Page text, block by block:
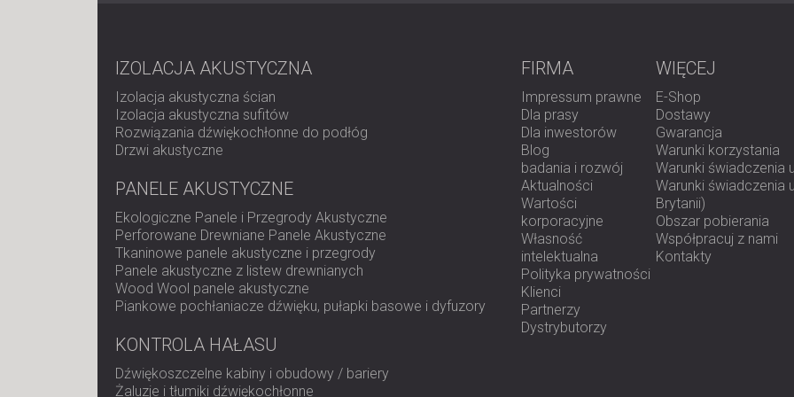
Wynik
Udało się całkowicie wyeliminować echo,
zmęczenie zespołu Sun&Dunav podczas
Klient był wyjątkowo zadowolony nie tylko
wyglądu instalacji, który podkreślił
przywrócił pomieszczeniu funkcję centrum
Skontaktuj się z DECIBEL, aby rozwiązać
IZOLACJA AKUSTYCZNA
Izolacja akustyczna ścian
Izolacja akustyczna sufitów
Rozwiązania dźwiękochłonne do podłóg
Drzwi akustyczne
PANELE AKUSTYCZNE
Ekologiczne Panele i Przegrody Akustyczne
Perforowane Drewniane Panele Akustyczne
Tkaninowe panele akustyczne i przegrody
Panele akustyczne z listew drewnianych
Wood Wool panele akustyczne
Piankowe pochłaniacze dźwięku, pułapki basowe i dyfuzory
KONTROLA HAŁASU
Dźwiękoszczelne kabiny i obudowy / bariery
Żaluzje i tłumiki dźwiękochłonne
FIRMA
Impressum prawne
Dla prasy
Dla inwestorów
Blog
badania i rozwój
Aktualności
Wartości
korporacyjne
Własność
intelektualna
Polityka prywatności
Klienci
Partnerzy
Dystrybutorzy
WIĘCEJ
E-Shop
Dostawy
Gwarancja
Warunki korzystania
Warunki świadczenia
Warunki świadczenia
Brytanii)
Obszar pobierania
Współpracuj z nami
Kontakty